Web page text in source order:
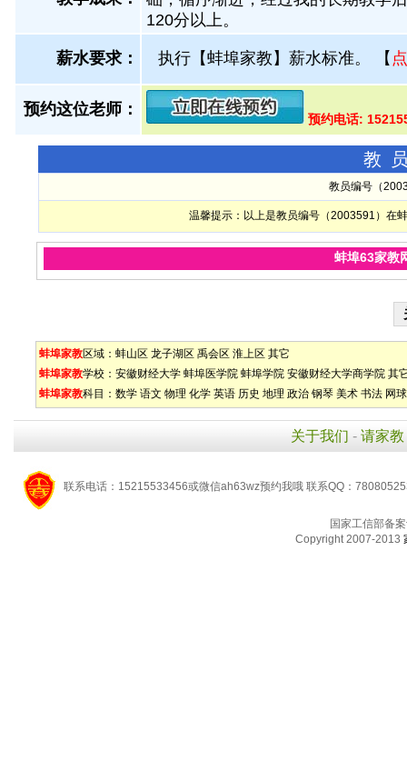
120分以上。
薪水要求： 执行【蚌埠家教】薪水标准。 【
预约这位老师：
预约电话:
教
教员编号（
温馨提示：以上是教员编号（2003591）在
蚌埠63家教
蚌埠家教区域： 蚌山区 龙子湖区 禹会区 淮上区 其它
蚌埠家教学校： 安徽财经大学 蚌埠医学院 蚌埠学院 安徽财经大学商学院 其
蚌埠家教科目： 数学 语文 物理 化学 英语 历史 地理 政治 钢琴 美术 书法 网球
关于我们 - 请家教
联系电话：15215533456或微信ah63wz预约我哦 联系QQ：
国家工信部备
Copyright 2007-2013